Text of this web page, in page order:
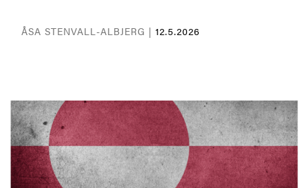
ÅSA STENVALL-ALBJERG |12.5.2026